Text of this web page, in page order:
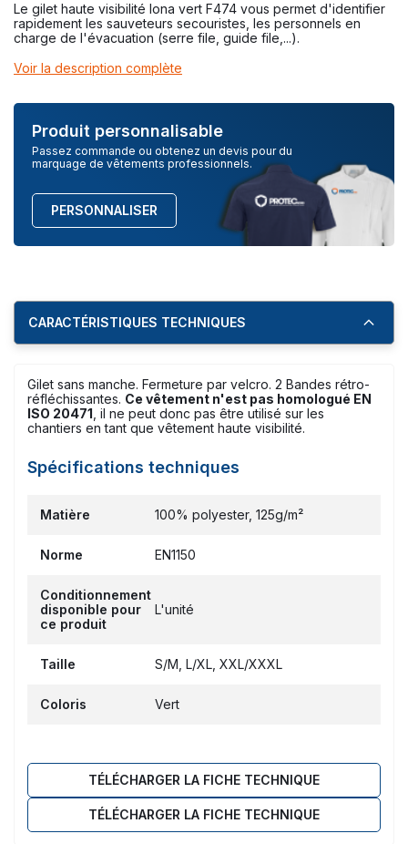
Le gilet haute visibilité Iona vert F474 vous permet d'identifier
rapidement les sauveteurs secouristes, les personnels en
charge de l'évacuation (serre file, guide file,...).
Voir la description complète
Produit personnalisable
Passez commande ou obtenez un devis pour du
marquage de vêtements professionnels.
PERSONNALISER
CARACTÉRISTIQUES TECHNIQUES
Gilet sans manche. Fermeture par velcro. 2 Bandes rétro-
réfléchissantes. Ce vêtement n'est pas homologué EN
ISO 20471 , il ne peut donc pas être utilisé sur les
chantiers en tant que vêtement haute visibilité.
Spécifications techniques
Matière 100% polyester, 125g/m²
Norme EN1150
Conditionnement
disponible pour
ce produit
L'unité
Taille S/M, L/XL, XXL/XXXL
Coloris Vert
TÉLÉCHARGER LA FICHE TECHNIQUE
TÉLÉCHARGER LA FICHE TECHNIQUE